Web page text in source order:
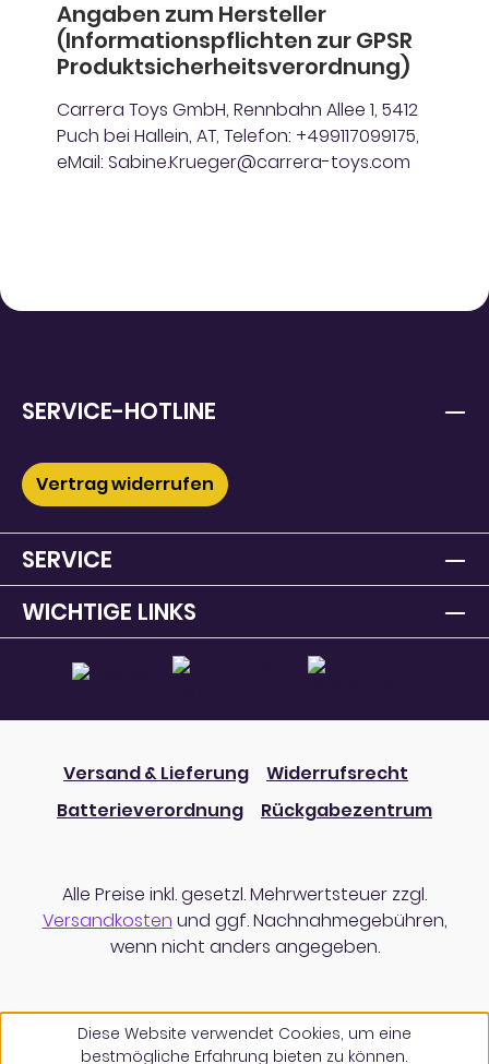
Angaben zum Hersteller
(Informationspflichten zur GPSR
Produktsicherheitsverordnung)
Carrera Toys GmbH, Rennbahn Allee 1, 5412
Puch bei Hallein, AT, Telefon: +499117099175,
eMail: Sabine.Krueger@carrera-toys.com
SERVICE-HOTLINE
Vertrag widerrufen
SERVICE
WICHTIGE LINKS
Versand & Lieferung
Widerrufsrecht
Batterieverordnung
Rückgabezentrum
Alle Preise inkl. gesetzl. Mehrwertsteuer zzgl.
Versandkosten und ggf. Nachnahmegebühren,
wenn nicht anders angegeben.
Diese Website verwendet Cookies, um eine
bestmögliche Erfahrung bieten zu können.